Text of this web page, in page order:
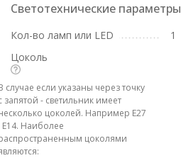
Светотехнические параметры
Кол-во ламп или LED
1
Цоколь
случае если указаны через точку
запятой - светильник имеет
цоколей. Например E27
E14. Наиболее
цоколями